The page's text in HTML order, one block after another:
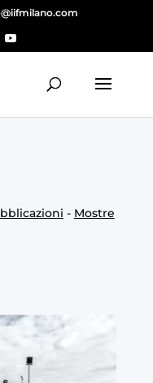
- Mostre